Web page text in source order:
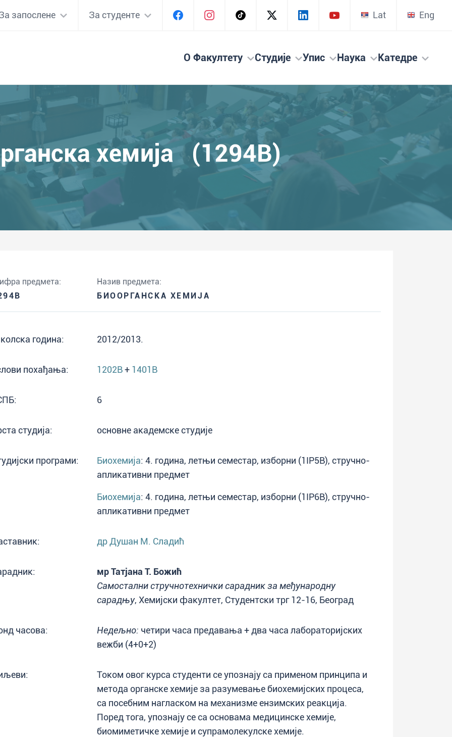
запослене За студенте Lat Eng
О Факултету Студије Упис Наука Катедре
хемија (1294B)
предмета:
Назив предмета:
БИООРГАНСКА ХЕМИЈА
година: 2012/2013.
похађања: 1202B+ 1401B
6
студија: основне академске студије
програми: Биохемија: 4. година, летњи семестар, изборни (1IP5B), стручно-
апликативни предмет
Биохемија: 4. година, летњи семестар, изборни (1IP6B), стручно-
апликативни предмет
др Душан М. Сладић
мр Татјана Т. Божић
Самостални стручнотехнички сарадник за међународну
сарадњу, Хемијски факултет, Студентски трг 12-16, Београд
часова: Недељно: четири часа предавања + два часа лабораторијских
вежби (4+0+2)
Током овог курса студенти се упознају са применом принципа и
метода органске хемије за разумевање биохемијских процеса,
са посебним нагласком на механизме ензимских реакција.
Поред тога, упознају се са основама медицинске хемије,
биомиметичке хемије и супрамолекулске хемије.